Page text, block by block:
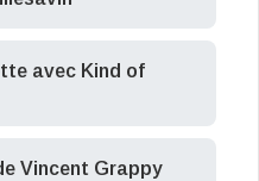
avec Kind of
Vincent Grappy